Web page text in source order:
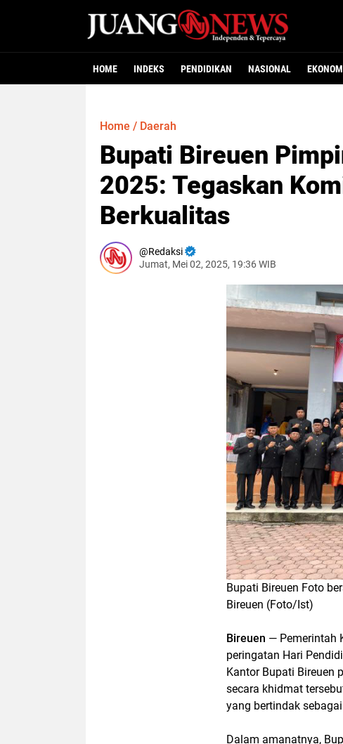
HOME INDEKS PENDIDIKAN NASIONAL
Home / Daerah
Bupati Bireuen
2025: Tegaskan
Berkualitas
Redaksi
Jumat, Mei 02, 2025, 19:36 WIB
Bupati Bireuen Foto
Bireuen (Foto/Ist)
Bireuen — Pemerintah
peringatan Hari
Kantor Bupati Bireuen
secara khidmat
yang bertindak
Dalam amanatnya,